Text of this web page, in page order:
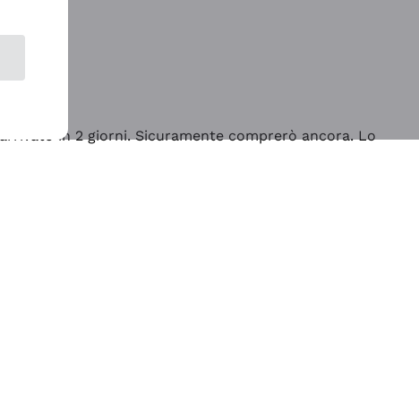
in 2 giorni. Sicuramente comprerò ancora. Lo